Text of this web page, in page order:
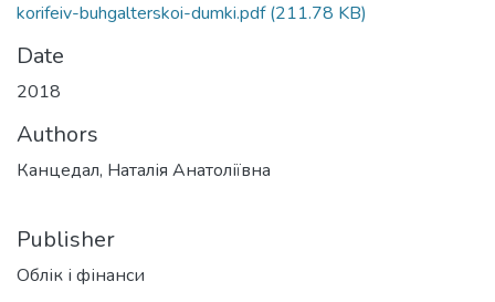
korifeiv-buhgalterskoi-dumki.pdf(211.78 KB)
Date
2018
Authors
Канцедал, Наталія Анатоліївна
Publisher
Облік і фінанси